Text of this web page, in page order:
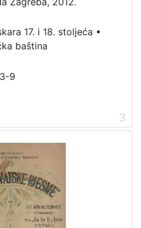
17. i 18. stoljeća •
baština
9
3